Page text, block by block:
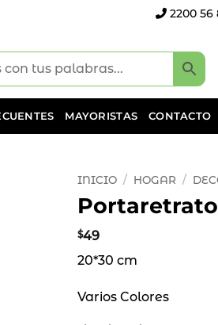
2200 56
MAYORISTAS CONTACTO
INICIO / HOGAR /
$49
20*30 cm
Varios Colores